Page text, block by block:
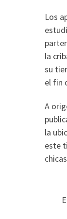
Los
la
su
el fin
A
la
este